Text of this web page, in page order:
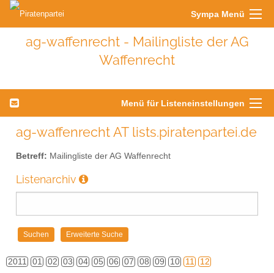
Sympa Menü
ag-waffenrecht - Mailingliste der AG
Waffenrecht
Menü für Listeneinstellungen
ag-waffenrecht AT lists.piratenpartei.de
Betreff: Mailingliste der AG Waffenrecht
Listenarchiv
2011 01 02 03 04 05 06 07 08 09 10 11 12